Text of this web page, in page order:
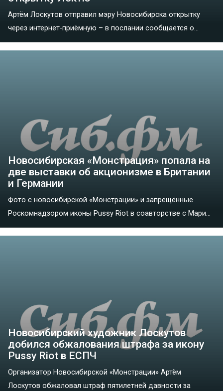
Артём Лоскутов отправил мэру Новосибирска открытку
через интернет-приёмную – в послании сообщается о...
Новосибирская «Монстрация» попала на
две выставки об акционизме в Британии
и Германии
Фото с новосибирской «Монстрации» и запрещённые
Роскомнадзором иконы Pussy Riot в соавторстве с Мари...
Новосибирский художник Лоскутов
добился обжалования штрафа за икону
Pussy Riot в ЕСПЧ
Организатор Новосибирской «Монстрации» Артём
Лоскутов обжаловал штраф пятилетней давности за